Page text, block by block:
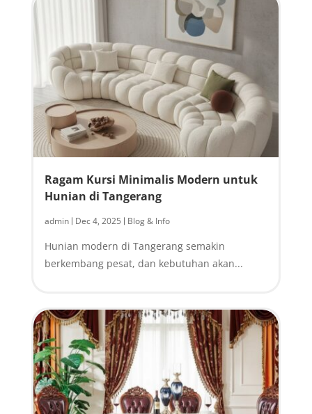
Ragam Kursi Minimalis Modern untuk
Hunian di Tangerang
admin | Dec 4, 2025 | Blog & Info
Hunian modern di Tangerang semakin
berkembang pesat, dan kebutuhan akan...